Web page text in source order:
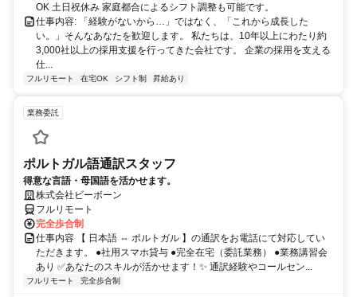
OK 土日祝休み 家庭都合によるシフト調整も可能です。
仕事内容: 「経験がないから…」ではなく、「これから成長した
い。」そんなあなたを歓迎します。 私たちは、10年以上にわたり約
3,000社以上の採用支援を行ってきた会社です。 企業の採用を支える
仕...
フルリモート 在宅OK シフト制 昇給あり
業務委託
ポルトガル語通訳スタッフ
得意な言語・母国語を活かせます。
株式会社ビーボーン
フルリモート
完全歩合制
仕事内容 【 日本語 ⇔ ポルトガル 】の通訳をお電話にて対応してい
ただきます。 ●社用スマホ貸与 ●完全在宅（委託業務） ●業務講習会
あり ✅あなたのスキルが活かせます！✨ 通訳経験やコールセン...
フルリモート 完全歩合制